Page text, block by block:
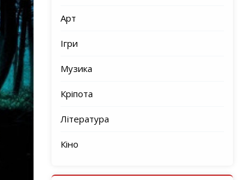
Арт
Ігри
Музика
Кріпота
Література
Кіно